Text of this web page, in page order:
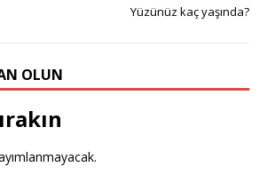
Yüzünüz kaç yaşında?
OLUN